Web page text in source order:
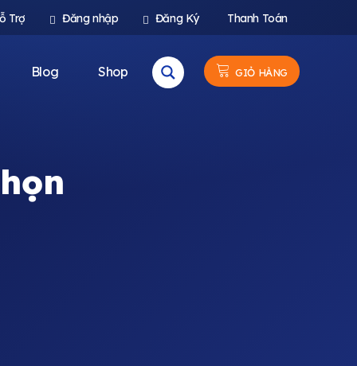
Trợ Đăng nhập Đăng Ký Thanh Toán
Blog Shop GIỎ HÀNG